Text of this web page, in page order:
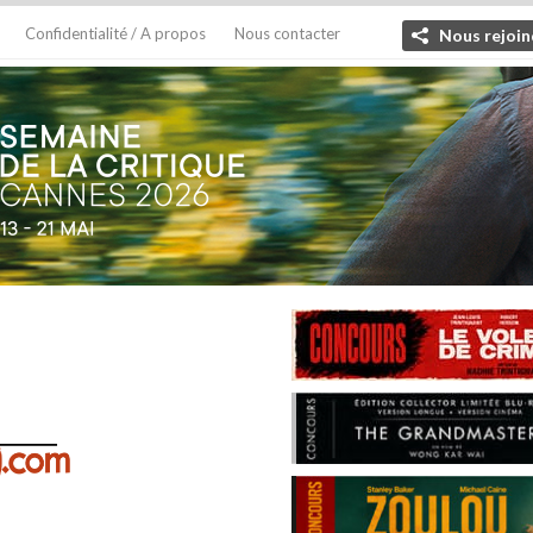
Confidentialité / A propos Nous contacter Nous